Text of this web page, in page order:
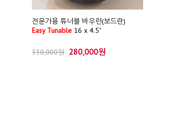
전문가용 튜너블 바우런(보드란)
Easy Tunable 16 x 4.5"
330,000원 280,000원